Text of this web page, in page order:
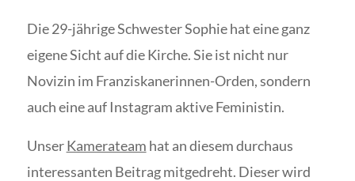
Die 29-jährige Schwester Sophie hat eine ganz
eigene Sicht auf die Kirche. Sie ist nicht nur
Novizin im Franziskanerinnen-Orden, sondern
auch eine auf Instagram aktive Feministin.
UnserKamerateam hat an diesem durchaus
interessanten Beitrag mitgedreht. Dieser wird